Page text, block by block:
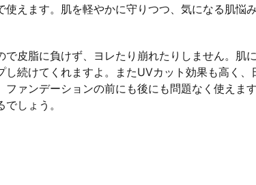
えます。肌を軽やかに守りつつ、気になる肌悩
で皮脂に負けず、ヨレたり崩れたりしません。肌
し続けてくれますよ。またUVカット効果も高く、
ファンデーションの前にも後にも問題なく使えま
しょう。